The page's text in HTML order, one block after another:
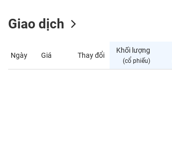
Giao dịch
Ngày Giá Thay đổi
Khối lượng
(cổ phiếu)
CÁ
NHÂN